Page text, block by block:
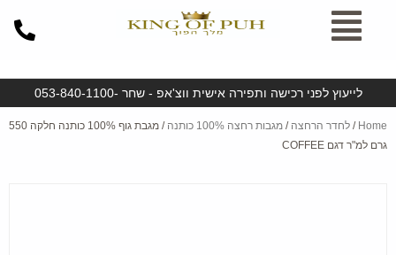
לייעוץ לפני רכישה ותפירה אישית ווצ'אפ - שחר -053-840-1100
Home
/ לחדר הרחצה / מגבות רחצה 100% כותנה
/ מגבת גוף 100% כותנה חלקה 550
גרם למ"ר דגם COFFEE